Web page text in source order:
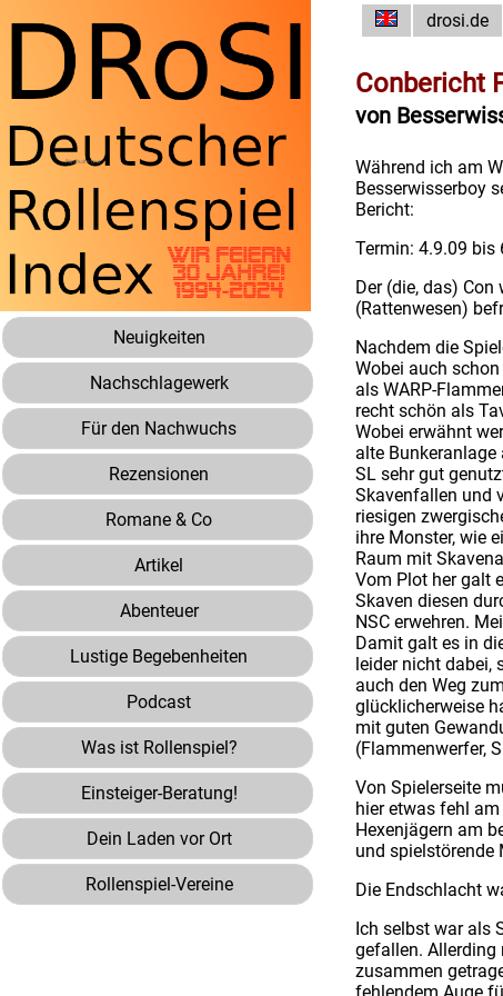
Neuigkeiten
Nachschlagewerk
Für den Nachwuchs
Rezensionen
Romane & Co
Artikel
Abenteuer
Lustige Begebenheiten
Podcast
Was ist Rollenspiel?
Einsteiger-Beratung!
Dein Laden vor Ort
Rollenspiel-Vereine
drosi.de
Conbericht
von
Während ich am
Besserwisserboy
Bericht:
Termin: 4.9.09 bis
Der (die, das)
(Rattenwesen)
Nachdem die
Wobei auch
als WARP-
recht schön als
Wobei erwähnt
alte
SL sehr gut
Skavenfallen und
riesigen
ihre Monster, wie
Raum mit
Vom Plot her galt
Skaven diesen
NSC erwehren.
Damit galt es in
leider nicht dabei,
auch den Weg
glücklicherweise
mit guten
(Flammenwerfer,
Von Spielerseite
hier etwas fehl
Hexenjägern am
und spielstörende
Die Endschlacht
Ich selbst war als
gefallen. Allerding
zusammen